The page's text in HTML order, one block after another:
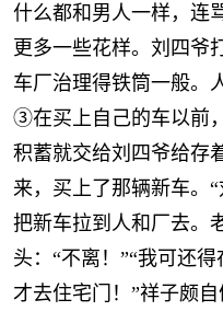
什么都和男人一样，连
更多一些花样。刘四爷
车厂治理得铁筒一般。
③在买上自己的车以前
积蓄就交给刘四爷给存
来，买上了那辆新车。
把新车拉到人和厂去。
头：“不离！”“我可还
才去住宅门！”祥子颇